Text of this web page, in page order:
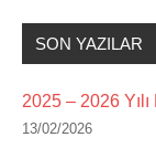
SON YAZILAR
2025 – 2026 Yılı
13/02/2026